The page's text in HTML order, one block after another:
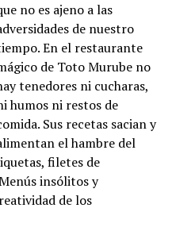
no es ajeno a las
de nuestro
En el restaurante
de Toto Murube no
tenedores ni cucharas,
humos ni restos de
Sus recetas sacian y
el hambre del
filetes de
insólitos y
de los